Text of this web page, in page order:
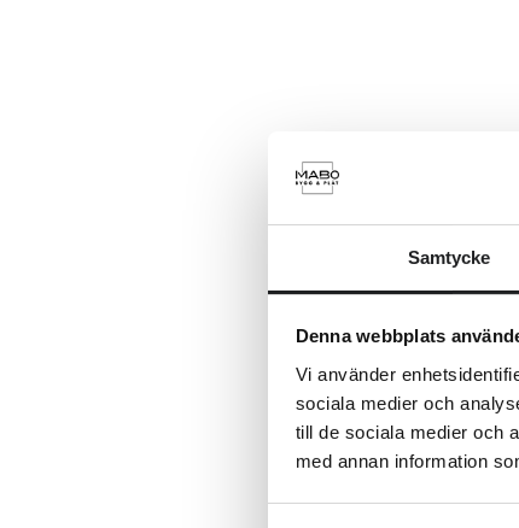
Samtycke
Denna webbplats
Vi använder
sociala medier och
till de sociala medier och
med annan information